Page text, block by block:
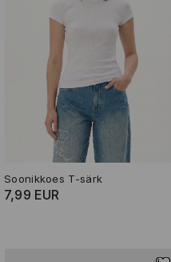
Soonikkoes T-särk
7,99 EUR